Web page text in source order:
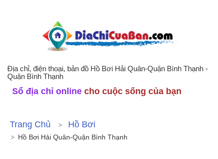
Địa chỉ, điện thoại, bản đồ Hồ Bơi Hải Quân-Quận Bình Thạnh -
Quận Bình Thạnh
Sổ địa chỉ online cho cuộc sống của bạn
Trang Chủ Hồ Bơi
Hồ Bơi Hải Quân-Quận Bình Thạnh